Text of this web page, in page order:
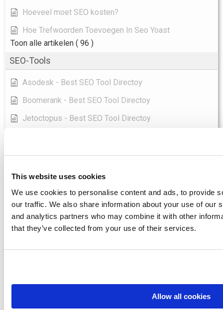
This website uses cookies
We use cookies to personalise content and ads, to provide
our traffic. We also share information about your use of our
and analytics partners who may combine it with other
that they’ve collected from your use of their services.
Allow all cookies
Hoeveel moet SEO kosten?
Hoe Trefwoorden Toevoegen In Seo Yoast
Toon alle artikelen ( 96 )
SEO-Tools
Asodesk - Best SEO Tool Directoy
Boomerank - Best SEO Tool Directoy
Jetoctopus - Best SEO Tool Directoy
Labrika - Beste SEO Tool Directoy
Longtail Ux - Best SEO Tool Directoy
Marketingtracer - Beste SEO Tool Directoy
Pulno - Best SEO Tool Directoy
Ranktools - Beste SEO Tool Directoy